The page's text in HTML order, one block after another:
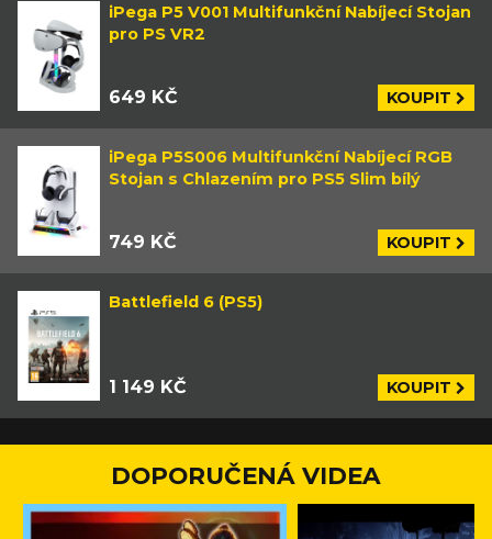
iPega P5 V001 Multifunkční Nabíjecí Stojan
pro PS VR2
649 KČ KOUPIT
iPega P5S006 Multifunkční Nabíjecí RGB
Stojan s Chlazením pro PS5 Slim bílý
749 KČ KOUPIT
Battlefield 6 (PS5)
1 149 KČ KOUPIT
DOPORUČENÁ VIDEA